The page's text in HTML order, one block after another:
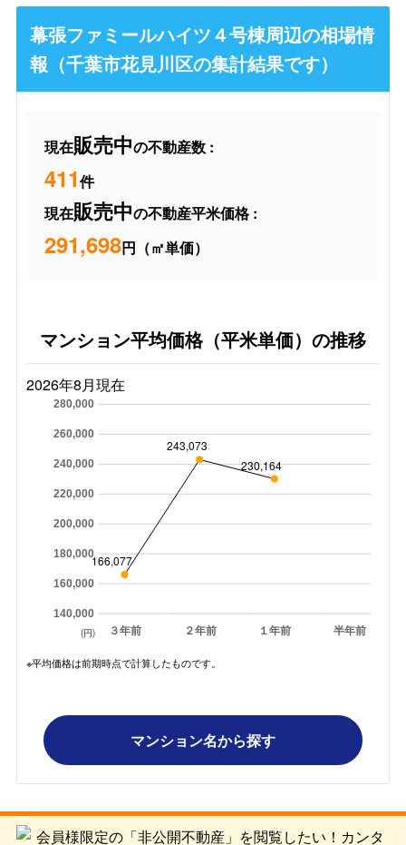
幕張ファミールハイツ４号棟周辺の相場情
報（千葉市花見川区の集計結果です）
現在販売中の不動産数 :
411件
現在販売中の不動産平米価格 :
291,698円（㎡単価）
マンション平均価格（平米単価）の推移
2026年8月現在
３年前 ２年前 １年前 半年前
140,000
160,000
180,000
200,000
220,000
240,000
260,000
280,000
166,077
243,073
230,164
(円)
※平均価格は前期時点で計算したものです。
マンション名から探す